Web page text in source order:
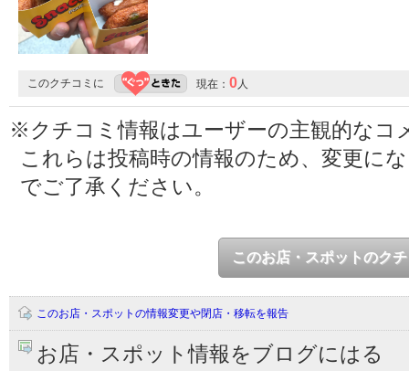
このクチコミに 現在： 0人
※クチコミ情報はユーザーの主観的なコ
これらは投稿時の情報のため、変更に
でご了承ください。
このお店・スポットのク
このお店・スポットの情報変更や閉店・移転を報告
お店・スポット情報をブログにはる